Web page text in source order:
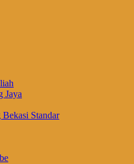
Jaya
Standar